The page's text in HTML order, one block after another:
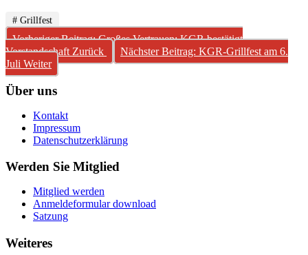
# Grillfest
Vorheriger Beitrag: Großes Vertrauen: KGR bestätigt
Vorstandschaft Zurück
Nächster Beitrag: KGR-Grillfest am 6.
Juli Weiter
Über uns
Kontakt
Impressum
Datenschutzerklärung
Werden Sie Mitglied
Mitglied werden
Anmeldeformular download
Satzung
Weiteres